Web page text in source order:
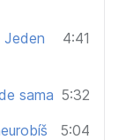
Jeden
4:41
sama 5:32
5:04